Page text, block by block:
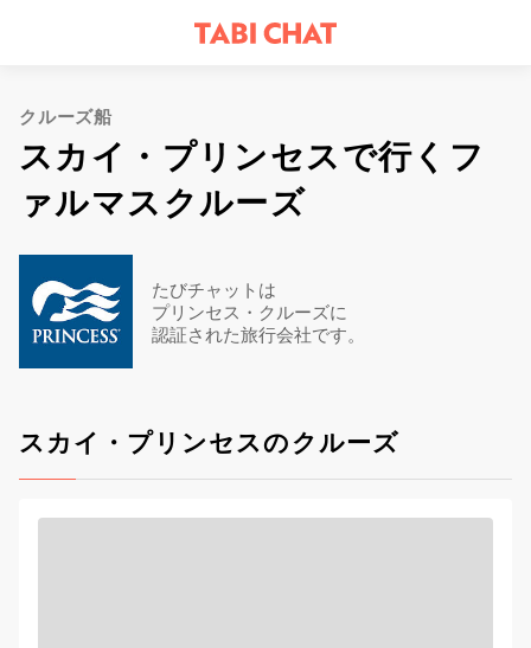
クルーズ船
スカイ・プリンセスで行くフ
ァルマスクルーズ
たびチャットは
プリンセス・クルーズに
認証された旅行会社です。
スカイ・プリンセスのクルーズ